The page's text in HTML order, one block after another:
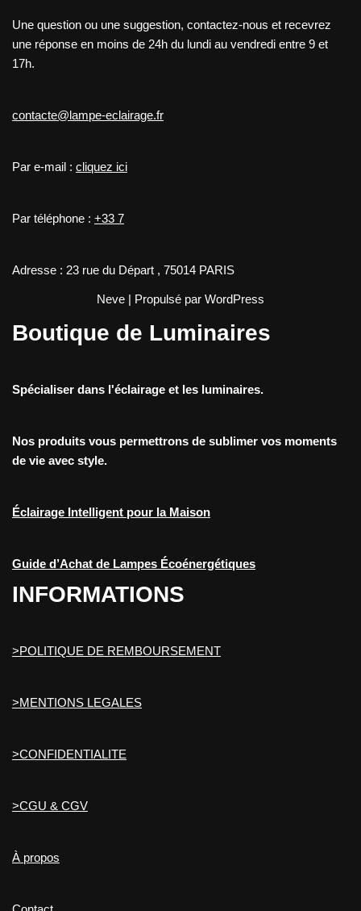
Une question ou une suggestion, contactez-nous et recevrez
une réponse en moins de 24h du lundi au vendredi entre 9 et
17h.
contacte@lampe-eclairage.fr
Par e-mail : cliquez ici
Par téléphone : +33 7
Adresse : 23 rue du Départ , 75014 PARIS
Neve | Propulsé par WordPress
Boutique de Luminaires
Spécialiser dans l'éclairage et les luminaires.
Nos produits vous permettrons de sublimer vos moments
de vie avec style.
Éclairage Intelligent pour la Maison
Guide d’Achat de Lampes Écoénergétiques
INFORMATIONS
>POLITIQUE DE REMBOURSEMENT
>MENTIONS LEGALES
>CONFIDENTIALITE
>CGU & CGV
À propos